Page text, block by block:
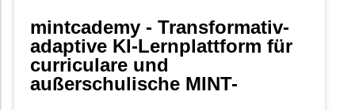
mintcademy - Transformativ-
adaptive KI-Lernplattform für
curriculare und
außerschulische MINT-